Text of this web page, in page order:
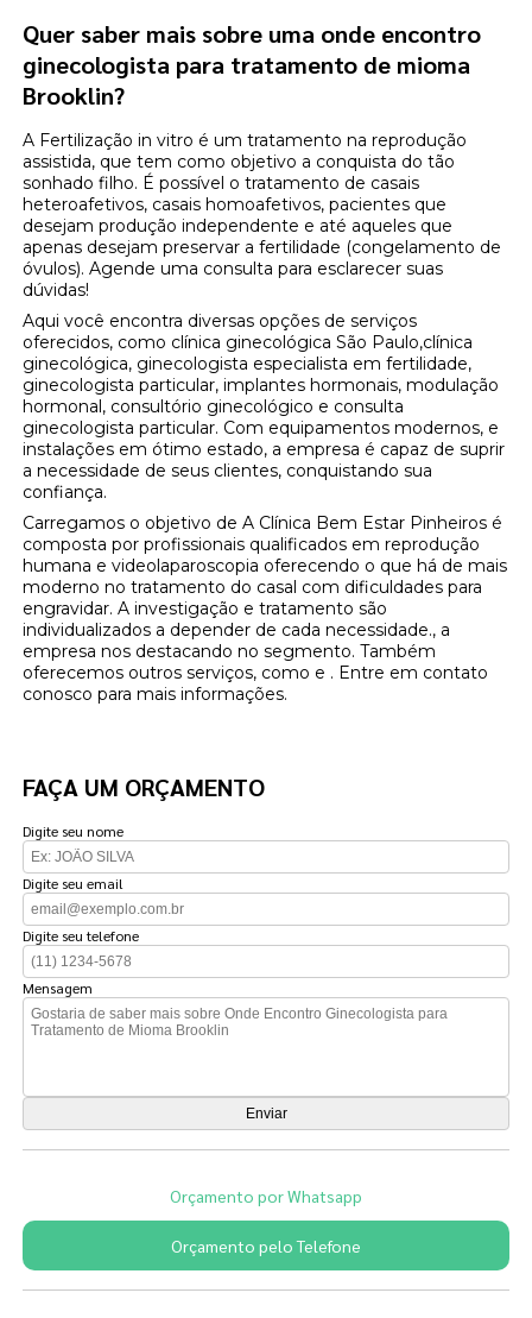
Quer saber mais sobre uma onde encontro
ginecologista para tratamento de mioma
Brooklin?
A Fertilização in vitro é um tratamento na reprodução
assistida, que tem como objetivo a conquista do tão
sonhado filho. É possível o tratamento de casais
heteroafetivos, casais homoafetivos, pacientes que
desejam produção independente e até aqueles que
apenas desejam preservar a fertilidade (congelamento de
óvulos). Agende uma consulta para esclarecer suas
dúvidas!
Aqui você encontra diversas opções de serviços
oferecidos, como clínica ginecológica São Paulo,clínica
ginecológica, ginecologista especialista em fertilidade,
ginecologista particular, implantes hormonais, modulação
hormonal, consultório ginecológico e consulta
ginecologista particular. Com equipamentos modernos, e
instalações em ótimo estado, a empresa é capaz de suprir
a necessidade de seus clientes, conquistando sua
confiança.
Carregamos o objetivo de A Clínica Bem Estar Pinheiros é
composta por profissionais qualificados em reprodução
humana e videolaparoscopia oferecendo o que há de mais
moderno no tratamento do casal com dificuldades para
engravidar. A investigação e tratamento são
individualizados a depender de cada necessidade., a
empresa nos destacando no segmento. Também
oferecemos outros serviços, como e . Entre em contato
conosco para mais informações.
FAÇA UM ORÇAMENTO
Digite seu nome
Digite seu email
Digite seu telefone
Mensagem
Orçamento por Whatsapp
Orçamento pelo Telefone